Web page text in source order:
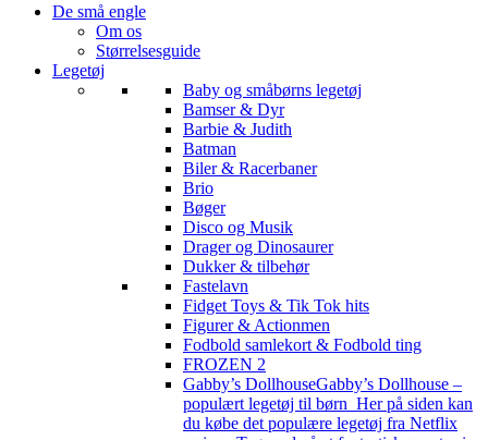
De små engle
Om os
Størrelsesguide
Legetøj
Baby og småbørns legetøj
Bamser & Dyr
Barbie & Judith
Batman
Biler & Racerbaner
Brio
Bøger
Disco og Musik
Drager og Dinosaurer
Dukker & tilbehør
Fastelavn
Fidget Toys & Tik Tok hits
Figurer & Actionmen
Fodbold samlekort & Fodbold ting
FROZEN 2
Gabby’s DollhouseGabby’s Dollhouse –
populært legetøj til børn Her på siden kan
du købe det populære legetøj fra Netflix